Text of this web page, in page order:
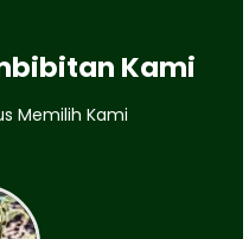
Kami
Memilih Kami